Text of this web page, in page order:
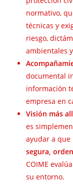
normativo,
técnicas y
riesgo,
ambientales
documental
información
empresa en
Visión más
es
ayudar a
segura,
COIME
su entorno.